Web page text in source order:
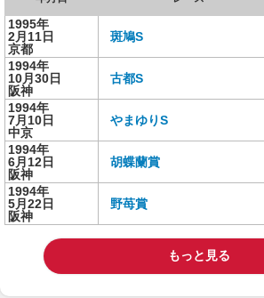
1995年
2月11日
京都
斑鳩S
1994年
10月30日
阪神
古都S
1994年
7月10日
中京
やまゆりS
1994年
6月12日
阪神
胡蝶蘭賞
1994年
5月22日
阪神
野苺賞
もっと見る